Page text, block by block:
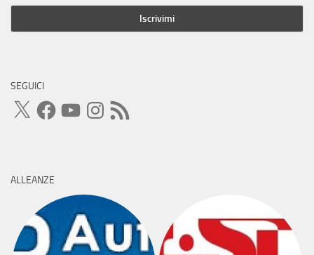
SEGUICI
X FacebookYouTubeInstagram
Feed
RSS
ALLEANZE